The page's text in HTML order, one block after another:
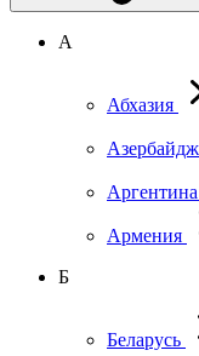
А
Абхазия
Аргентина
Армения
Б
Беларусь